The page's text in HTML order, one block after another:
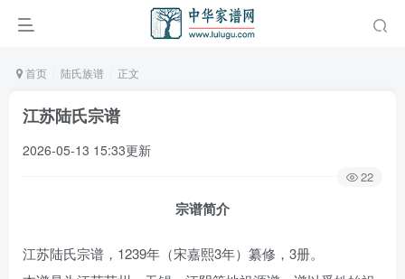
首页 陆氏族谱 正文
江苏陆氏宗谱
2026-05-13 15:33更新
22
宗谱简介
江苏陆氏宗谱，1239年（宋嘉熙3年）纂修，3册。